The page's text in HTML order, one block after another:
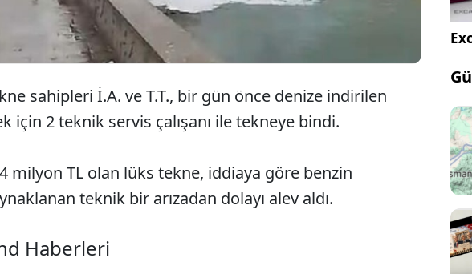
sahipleri İ.A. ve T.T., bir gün önce denize indirilen
için 2 teknik servis çalışanı ile tekneye bindi.
milyon TL olan lüks tekne, iddiaya göre benzin
teknik bir arızadan dolayı alev aldı.
Haberleri